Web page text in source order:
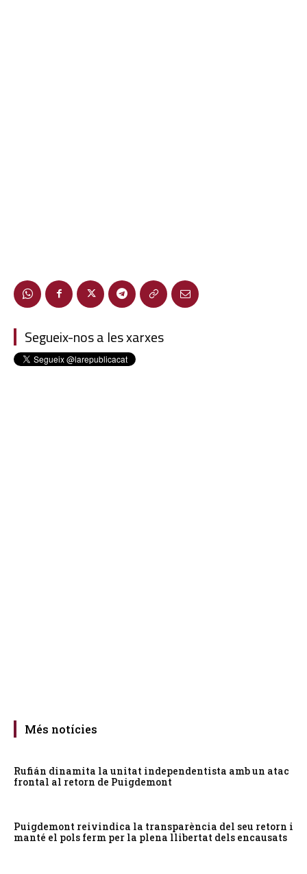
Segueix-nos a les xarxes
Més notícies
Rufián dinamita la unitat independentista amb un atac
frontal al retorn de Puigdemont
Puigdemont reivindica la transparència del seu retorn i
manté el pols ferm per la plena llibertat dels encausats